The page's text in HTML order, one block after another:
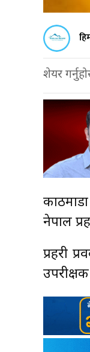
शेयर
नेपाल
प्रहरी